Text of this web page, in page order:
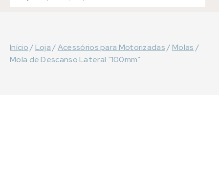
Início/Loja /Acessórios para Motorizadas /Molas /
Mola de Descanso Lateral “100mm”